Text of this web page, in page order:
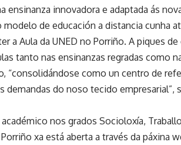
ensinanza innovadora e adaptada ás
de educación a distancia cunha
a Aula da UNED no Porriño. A piques
tanto nas ensinanzas regradas como
“consolidándose como un centro de
demandas do noso tecido empresarial”,
nos grados Socioloxía,
xa está aberta a través da páxina